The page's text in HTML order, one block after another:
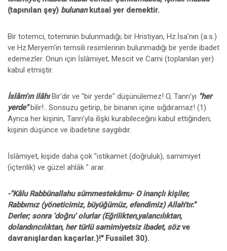
(tapınılan şey) bulunankutsal yer demektir.
Bir totemci, toteminin bulunmadığı; bir Hristiyan, Hz.İsa'nın (a.s.)
ve Hz.Meryem'in temsili resimlerinin bulunmadığı bir yerde ibadet
edemezler. Onun için İslâmiyet, Mescit ve Cami (toplanılan yer)
kabul etmiştir.
İslâm'ın ilâhıBir’dir ve "bir yerde" düşünülemez! O, Tanrı'yı "her
yerde"bilir!.. Sonsuzu getirip, bir binanın içine sığdıramaz! (1)
Ayrıca her kişinin, Tanrı'yla ilişki kurabileceğini kabul ettiğinden;
kişinin düşünce ve ibadetine saygılıdır.
İslâmiyet, kişide daha çok "istikamet (doğruluk), samimiyet
(içtenlik) ve güzel ahlâk " arar.
-"Kâlu Rabbünallahu sümmestekâmu- O inançlı kişiler,
Rabbımız (yöneticimiz, büyüğümüz, efendimiz) Allah'tır.’’
Derler; sonra 'doğru' olurlar (Eğrilikten,yalancılıktan,
dolandırıcılıktan, her türlü samimiyetsiz ibadet, sözve
davranışlardan kaçarlar.)!" Fussilet 30).